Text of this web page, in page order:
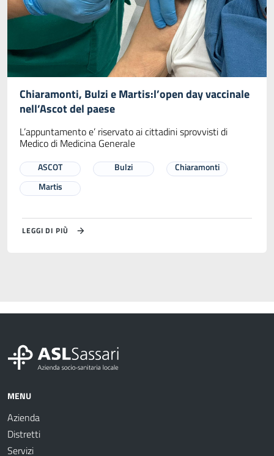
Chiaramonti, Bulzi e Martis:l’open day vaccinale
nell’Ascot del paese
L’appuntamento e’ riservato ai cittadini sprovvisti di
Medico di Medicina Generale
ASCOT Bulzi
Chiaramonti
Martis
LEGGI DI PIÙ
MENU
Azienda
Distretti
Servizi